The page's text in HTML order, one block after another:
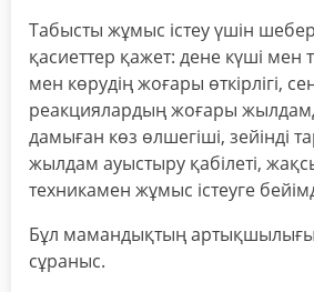
Табысты жұмыс істеу үшін
қасиеттер қажет: дене күші мен
мен көрудің жоғары өткірлігі,
реакциялардың жоғары
дамыған көз өлшегіші, зейінді
жылдам ауыстыру қабілеті,
техникамен жұмыс істеуге
Бұл мамандықтың
сұраныс.